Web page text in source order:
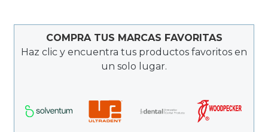
COMPRA TUS MARCAS FAVORITAS
Haz clic y encuentra tus productos favoritos en
un solo lugar.